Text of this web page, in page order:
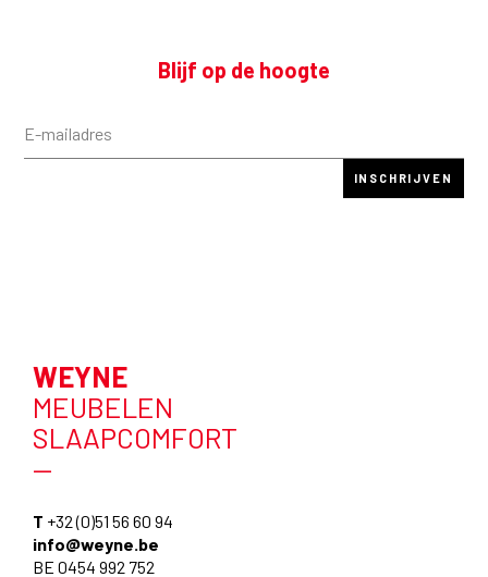
Blijf op de hoogte
WEYNE
MEUBELEN
SLAAPCOMFORT
—
T +32 (0)51 56 60 94
info@weyne.be
BE 0454 992 752